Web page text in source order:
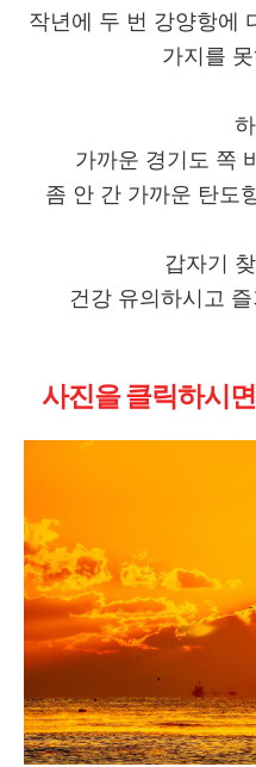
작년에 두 번 강양항에
가지를
가까운 경기도 쪽
좀 안 간 가까운 탄도
갑자기
건강 유의하시고
사진을 클릭하시